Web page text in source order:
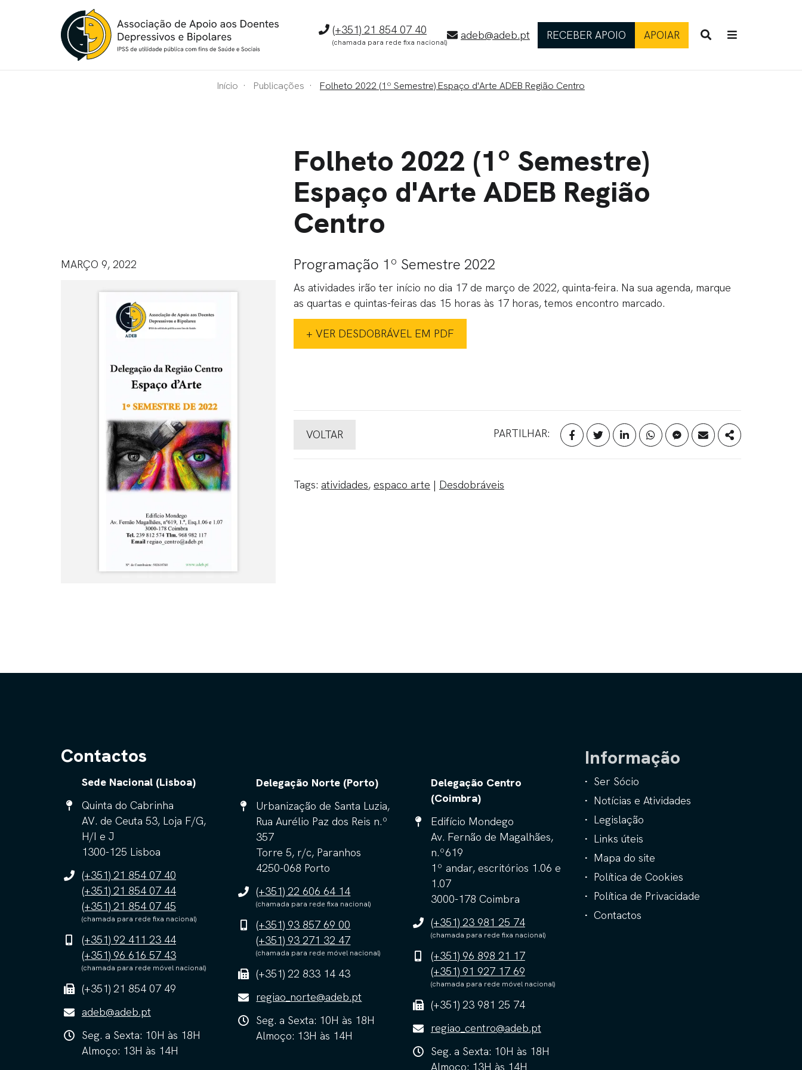
Telefone
(+351) 21 854 07 40
(chamada para rede fixa nacional)
E-
mail
adeb@adeb.pt RECEBER APOIO APOIAR
Início Publicações Folheto 2022 (1º Semestre) Espaço d'Arte ADEB Região Centro
Folheto 2022 (1º Semestre)
Espaço d'Arte ADEB Região
Centro
MARÇO 9, 2022 Programação 1º Semestre 2022
As atividades irão ter início no dia 17 de março de 2022, quinta-feira. Na sua agenda, marque
as quartas e quintas-feiras das 15 horas às 17 horas, temos encontro marcado.
+ VER DESDOBRÁVEL EM PDF
VOLTAR PARTILHAR:
Tags: atividades, espaco arte | Desdobráveis
Contactos
Sede Nacional (Lisboa)
Quinta do Cabrinha
AV. de Ceuta 53, Loja F/G,
H/I e J
1300-125 Lisboa
(+351) 21 854 07 40
(+351) 21 854 07 44
(+351) 21 854 07 45
(chamada para rede fixa nacional)
(+351) 92 411 23 44
(+351) 96 616 57 43
(chamada para rede móvel nacional)
(+351) 21 854 07 49
adeb@adeb.pt
Seg. a Sexta: 10H às 18H
Almoço: 13H às 14H
Delegação Norte (Porto)
Urbanização de Santa Luzia,
Rua Aurélio Paz dos Reis n.º
357
Torre 5, r/c, Paranhos
4250-068 Porto
(+351) 22 606 64 14
(chamada para rede fixa nacional)
(+351) 93 857 69 00
(+351) 93 271 32 47
(chamada para rede móvel nacional)
(+351) 22 833 14 43
regiao_norte@adeb.pt
Seg. a Sexta: 10H às 18H
Almoço: 13H às 14H
Delegação Centro
(Coimbra)
Edifício Mondego
Av. Fernão de Magalhães,
n.º619
1º andar, escritórios 1.06 e
1.07
3000-178 Coimbra
(+351) 23 981 25 74
(chamada para rede fixa nacional)
(+351) 96 898 21 17
(+351) 91 927 17 69
(chamada para rede móvel nacional)
(+351) 23 981 25 74
regiao_centro@adeb.pt
Seg. a Sexta: 10H às 18H
Almoço: 13H às 14H
Informação
Ser Sócio
Notícias e Atividades
Legislação
Links úteis
Mapa do site
Política de Cookies
Política de Privacidade
Contactos